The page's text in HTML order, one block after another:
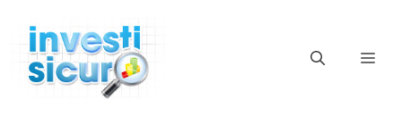
contenuto